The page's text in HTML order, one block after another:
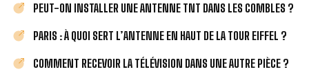
PEUT-ON INSTALLER UNE ANTENNE TNT DANS LES COMBLES ?
PARIS : À QUOI SERT L’ANTENNE EN HAUT DE LA TOUR EIFFEL ?
COMMENT RECEVOIR LA TÉLÉVISION DANS UNE AUTRE PIÈCE ?